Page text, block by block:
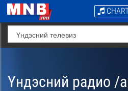
Үндэсний радио /